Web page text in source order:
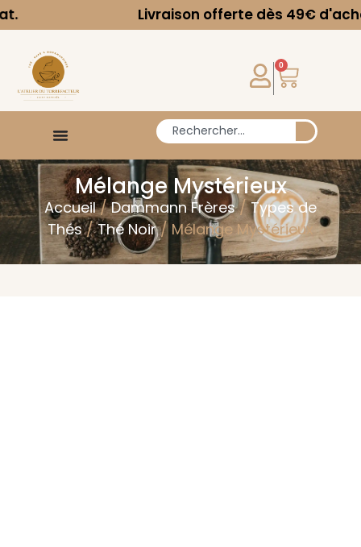
Livraison offerte dès 49€ d'achat.
0
Mélange Mystérieux
Accueil/Dammann Frères/Types de
Thés/Thé Noir/ Mélange Mystérieux